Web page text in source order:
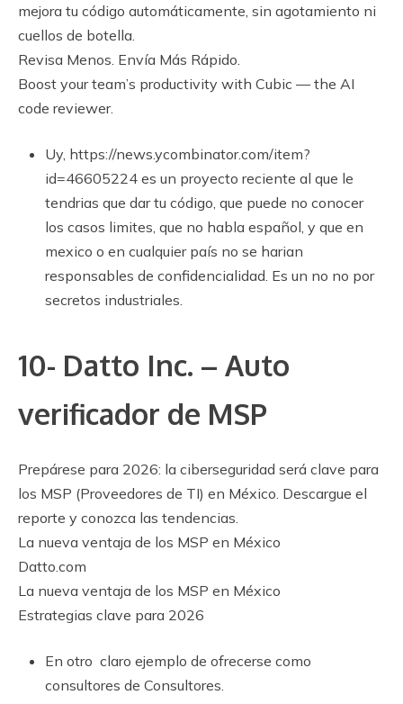
mejora tu código automáticamente, sin agotamiento ni
cuellos de botella.
Revisa Menos. Envía Más Rápido.
Boost your team’s productivity with Cubic — the AI
code reviewer.
Uy, https://news.ycombinator.com/item?
id=46605224 es un proyecto reciente al que le
tendrias que dar tu código, que puede no conocer
los casos limites, que no habla español, y que en
mexico o en cualquier país no se harian
responsables de confidencialidad. Es un no no por
secretos industriales.
10- Datto Inc. – Auto
verificador de MSP
Prepárese para 2026: la ciberseguridad será clave para
los MSP (Proveedores de TI) en México. Descargue el
reporte y conozca las tendencias.
La nueva ventaja de los MSP en México
Datto.com
La nueva ventaja de los MSP en México
Estrategias clave para 2026
En otro claro ejemplo de ofrecerse como
consultores de Consultores.